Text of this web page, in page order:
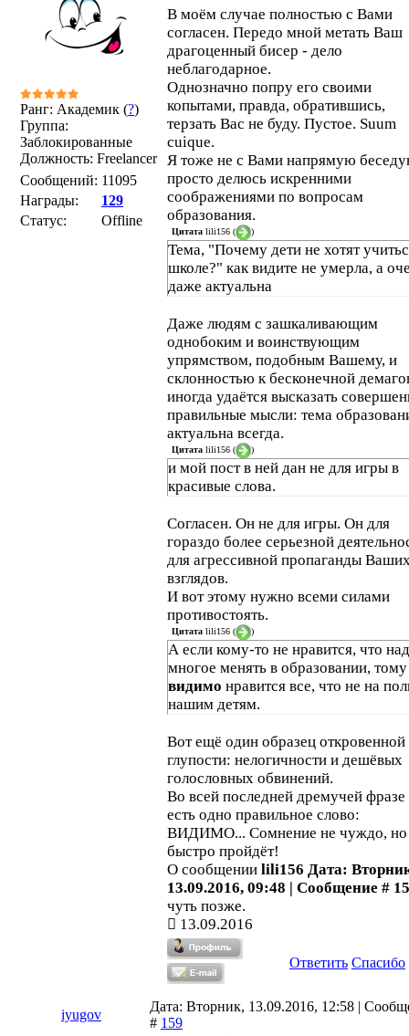
Ранг: Академик (?)
Группа:
Заблокированные
Должность: Freelancer
Сообщений: 11095
Награды:
129
Статус:
Offline
В моём случае полностью с Вами
согласен. Передо мной метать Ваш
драгоценный бисер - дело
неблагодарное.
Однозначно попру его своими
копытами, правда, обратившись,
терзать Вас не буду. Пустое. Suum
cuique.
Я тоже не с Вами напрямую
просто делюсь искренними
соображениями по вопросам
образования.
Цитата lili156 ( )
Тема, "Почему дети не хотят
школе?" как видите не умерла, а
даже актуальна
Даже людям с зашкаливающим
однобоким и воинствующим
упрямством, подобным Вашему, и
склонностью к бесконечной
иногда удаётся высказать
правильные мысли: тема
актуальна всегда.
Цитата lili156 ( )
и мой пост в ней дан не для игры в
красивые слова.
Согласен. Он не для игры. Он для
гораздо более серьезной
для агрессивной пропаганды
взглядов.
И вот этому нужно всеми силами
противостоять.
Цитата lili156 ( )
А если кому-то не нравится, что
многое менять в образовании, тому
видимо нравится все, что не на
нашим детям.
Вот ещё один образец откровенной
глупости: нелогичности и дешёвых
голословных обвинений.
Во всей последней дремучей фразе
есть одно правильное слово:
ВИДИМО... Сомнение не чуждо, но
быстро пройдёт!
О сообщении lili156 Дата:
13.09.2016, 09:48 | Сообщение #
чуть позже.
13.09.2016
Ответить Спасибо
iyugov
Дата: Вторник, 13.09.2016, 12:58 |
# 159